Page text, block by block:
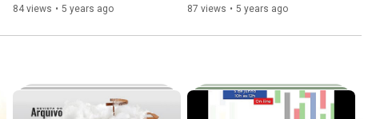
APESP
84 views • 5 years ago
APESP
87 views • 5 years ago